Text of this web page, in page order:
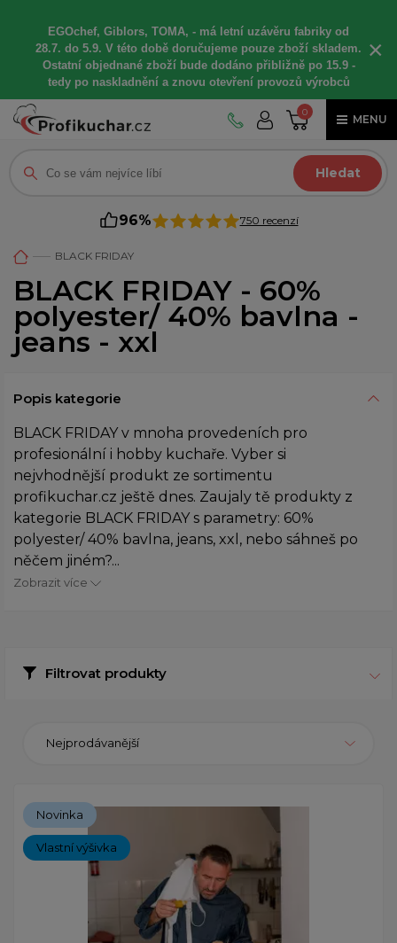
EGOchef, Giblors, TOMA, - má letní uzávěru fabriky od
28.7. do 5.9. V této době doručujeme pouze zboží skladem.
Ostatní objednané zboží bude dodáno přibližně po 15.9 -
tedy po naskladnění a znovu otevření provozů výrobců
×
0
MENU
Hledat
96% 750 recenzí
BLACK FRIDAY
BLACK FRIDAY - 60%
polyester/ 40% bavlna -
jeans - xxl
Popis kategorie
BLACK FRIDAY v mnoha provedeních pro
profesionální i hobby kuchaře. Vyber si
nejvhodnější produkt ze sortimentu
profikuchar.cz ještě dnes. Zaujaly tě produkty z
kategorie BLACK FRIDAY s parametry: 60%
polyester/ 40% bavlna, jeans, xxl, nebo sáhneš po
něčem jiném?...
Zobrazit více
Filtrovat produkty
Nejprodávanější
Novinka
Vlastní výšivka